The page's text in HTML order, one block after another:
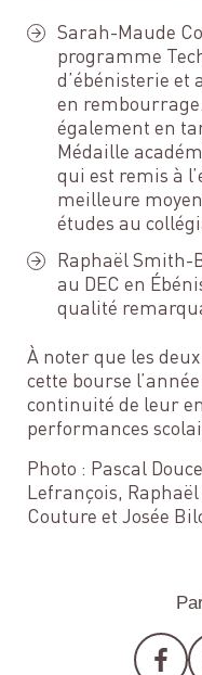
Sarah-Maude
programme
d’ébénisterie et
en
également en
Médaille
qui est remis à
meilleure
études au
Raphaël Smith-
au DEC en
qualité
À noter que les
cette bourse
continuité de leur
performances
Photo : Pascal
Lefrançois,
Couture et Josée